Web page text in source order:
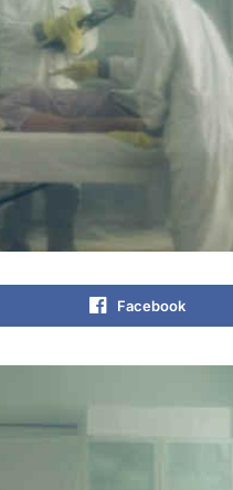
Facebook